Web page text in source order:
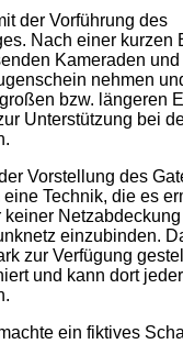
der Vorführung des
Nach einer kurzen
Kameraden
nehmen
bzw. längeren
Unterstützung bei
Vorstellung des
Technik, die es
keiner
einzubinden.
zur Verfügung
und kann dort
ein fiktives